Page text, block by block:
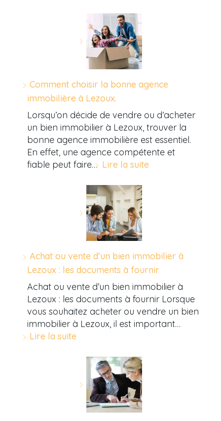
Comment choisir la bonne agence
immobilière à Lezoux.
Lorsqu’on décide de vendre ou d’acheter
un bien immobilier à Lezoux, trouver la
bonne agence immobilière est essentiel.
En effet, une agence compétente et
fiable peut faire… Lire la suite
Achat ou vente d’un bien immobilier à
Lezoux : les documents à fournir
Achat ou vente d’un bien immobilier à
Lezoux : les documents à fournir Lorsque
vous souhaitez acheter ou vendre un bien
immobilier à Lezoux, il est important…
Lire la suite